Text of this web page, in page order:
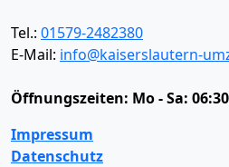
Tel.: 01579-2482380
E-Mail: info@kaiserslautern-
Öffnungszeiten: Mo - Sa:
Impressum
Datenschutz